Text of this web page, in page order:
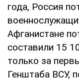
года, Россия
Афганистане
составили 15
только за
Генштаба ВСУ,